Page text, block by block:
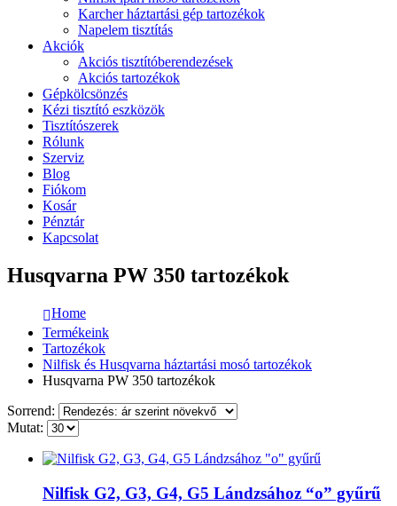
Karcher háztartási gép tartozékok
Napelem tisztítás
Akciók
Akciós tisztítóberendezések
Akciós tartozékok
Gépkölcsönzés
Kézi tisztító eszközök
Tisztítószerek
Rólunk
Szerviz
Blog
Fiókom
Kosár
Pénztár
Kapcsolat
Husqvarna PW 350 tartozékok
Home
Termékeink
Tartozékok
Nilfisk és Husqvarna háztartási mosó tartozékok
Husqvarna PW 350 tartozékok
Sorrend:
Mutat:
Nilfisk G2, G3, G4, G5 Lándzsához “o” gyűrű